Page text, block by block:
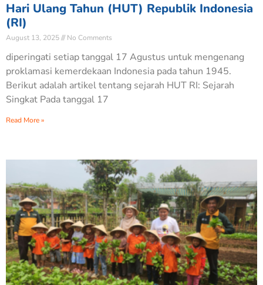
Hari Ulang Tahun (HUT) Republik Indonesia
(RI)
August 13, 2025 No Comments
diperingati setiap tanggal 17 Agustus untuk mengenang
proklamasi kemerdekaan Indonesia pada tahun 1945.
Berikut adalah artikel tentang sejarah HUT RI: Sejarah
Singkat Pada tanggal 17
Read More »